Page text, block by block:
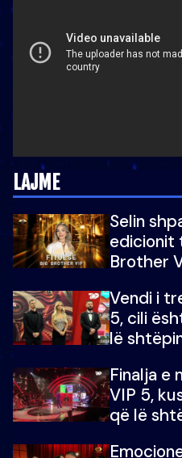
LAJME
Selin
edicionit
Brother
Vendi i
5, cili
lë
Finalja e
VIP 5,
që lë